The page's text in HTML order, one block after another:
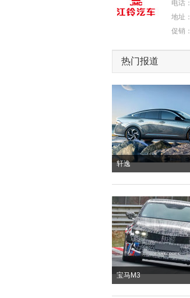
电话：
地址：
促销：
热门报道
轩逸
宝马M3